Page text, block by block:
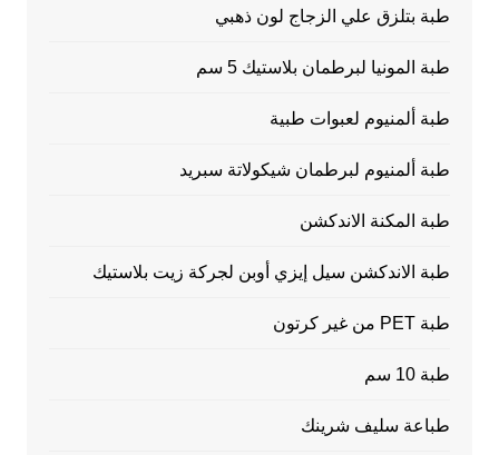
طبة بتلزق علي الزجاج لون ذهبي
طبة المونيا لبرطمان بلاستيك 5 سم
طبة ألمنيوم لعبوات طبية
طبة ألمنيوم لبرطمان شيكولاتة سبريد
طبة المكنة الاندكشن
طبة الاندكشن سيل إيزي أوبن لجركة زيت بلاستيك
طبة PET من غير كرتون
طبة 10 سم
طباعة سليف شرينك